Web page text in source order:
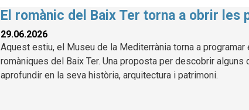
El romànic del Baix Ter torna a obrir les
29.06.2026
Aquest estiu, el Museu de la Mediterrània torna a
romàniques del Baix Ter. Una proposta per descobrir
aprofundir en la seva història, arquitectura i patrimoni.